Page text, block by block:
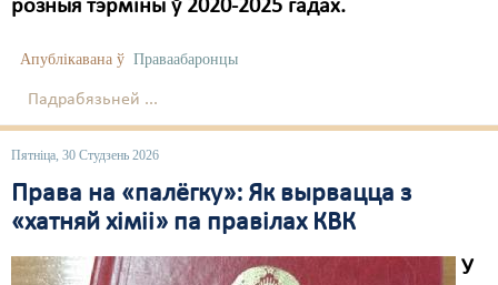
розныя тэрміны ў 2020-2025 гадах.
Апублікавана ў Праваабаронцы
Падрабязьней ...
Пятніца, 30 Студзень 2026
Права на «палёгку»: Як вырвацца з
«хатняй хіміі» па правілах КВК
У